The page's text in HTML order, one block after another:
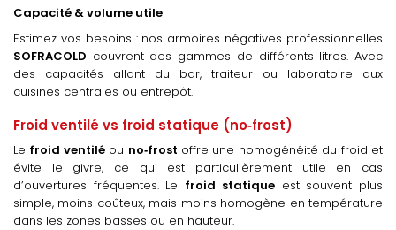
Capacité & volume utile
Estimez vos besoins : nos armoires négatives professionnelles
SOFRACOLD couvrent des gammes de différents litres. Avec
des capacités allant du bar, traiteur ou laboratoire aux
cuisines centrales ou entrepôt.
Froid ventilé vs froid statique (no‑frost)
Le froid ventiléou no‑frost offre une homogénéité du froid et
évite le givre, ce qui est particulièrement utile en cas
d’ouvertures fréquentes. Le froid statiqueest souvent plus
simple, moins coûteux, mais moins homogène en température
dans les zones basses ou en hauteur.